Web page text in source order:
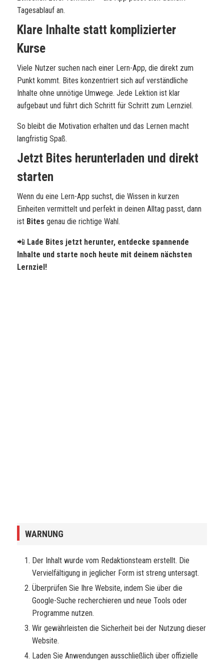
Tagesablauf an.
Klare Inhalte statt komplizierter
Kurse
Viele Nutzer suchen nach einer Lern-App, die direkt zum
Punkt kommt. Bites konzentriert sich auf verständliche
Inhalte ohne unnötige Umwege. Jede Lektion ist klar
aufgebaut und führt dich Schritt für Schritt zum Lernziel.
So bleibt die Motivation erhalten und das Lernen macht
langfristig Spaß.
Jetzt Bites herunterladen und direkt
starten
Wenn du eine Lern-App suchst, die Wissen in kurzen
Einheiten vermittelt und perfekt in deinen Alltag passt, dann
ist Bites genau die richtige Wahl.
📲 Lade Bites jetzt herunter, entdecke spannende
Inhalte und starte noch heute mit deinem nächsten
Lernziel!
WARNUNG
Der Inhalt wurde vom Redaktionsteam erstellt. Die
Vervielfältigung in jeglicher Form ist streng untersagt.
Überprüfen Sie Ihre Website, indem Sie über die
Google-Suche recherchieren und neue Tools oder
Programme nutzen.
Wir gewährleisten die Sicherheit bei der Nutzung dieser
Website.
Laden Sie Anwendungen ausschließlich über offizielle